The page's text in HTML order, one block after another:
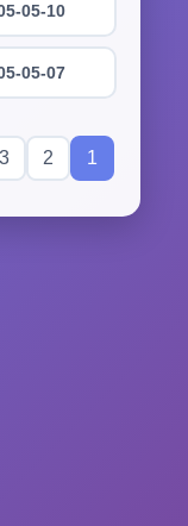
05-10
05-07
1
2
3